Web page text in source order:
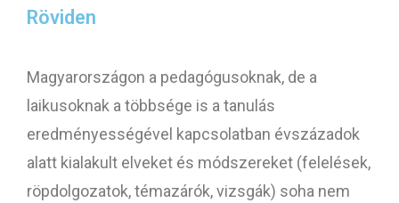
Röviden
Magyarországon a pedagógusoknak, de a
laikusoknak a többsége is a tanulás
eredményességével kapcsolatban évszázadok
alatt kialakult elveket és módszereket (felelések,
röpdolgozatok, témazárók, vizsgák) soha nem